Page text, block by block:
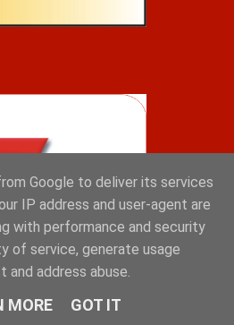
Google to deliver its services
IP address and user-agent are
with performance and security
of service, generate usage
address abuse.
MORE GOT IT